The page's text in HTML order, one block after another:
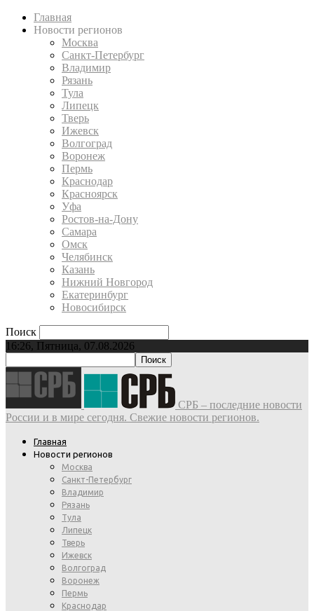
Главная
Новости регионов
Москва
Санкт-Петербург
Владимир
Рязань
Тула
Липецк
Тверь
Ижевск
Волгоград
Воронеж
Пермь
Краснодар
Красноярск
Уфа
Ростов-на-Дону
Самара
Омск
Челябинск
Казань
Нижний Новгород
Екатеринбург
Новосибирск
Поиск
16:26, Пятница, 07.08.2026
СРБ – последние новости
России и в мире сегодня. Свежие новости регионов.
Главная
Новости регионов
Москва
Санкт-Петербург
Владимир
Рязань
Тула
Липецк
Тверь
Ижевск
Волгоград
Воронеж
Пермь
Краснодар